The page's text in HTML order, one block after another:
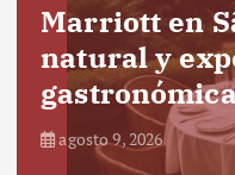
Marriott en
natural y
agosto 9, 2026